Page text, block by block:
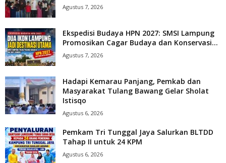
Agustus 7, 2026
Ekspedisi Budaya HPN 2027: SMSI Lampung
Promosikan Cagar Budaya dan Konservasi...
Agustus 7, 2026
Hadapi Kemarau Panjang, Pemkab dan
Masyarakat Tulang Bawang Gelar Sholat
Istisqo
Agustus 6, 2026
Pemkam Tri Tunggal Jaya Salurkan BLTDD
Tahap II untuk 24 KPM
Agustus 6, 2026